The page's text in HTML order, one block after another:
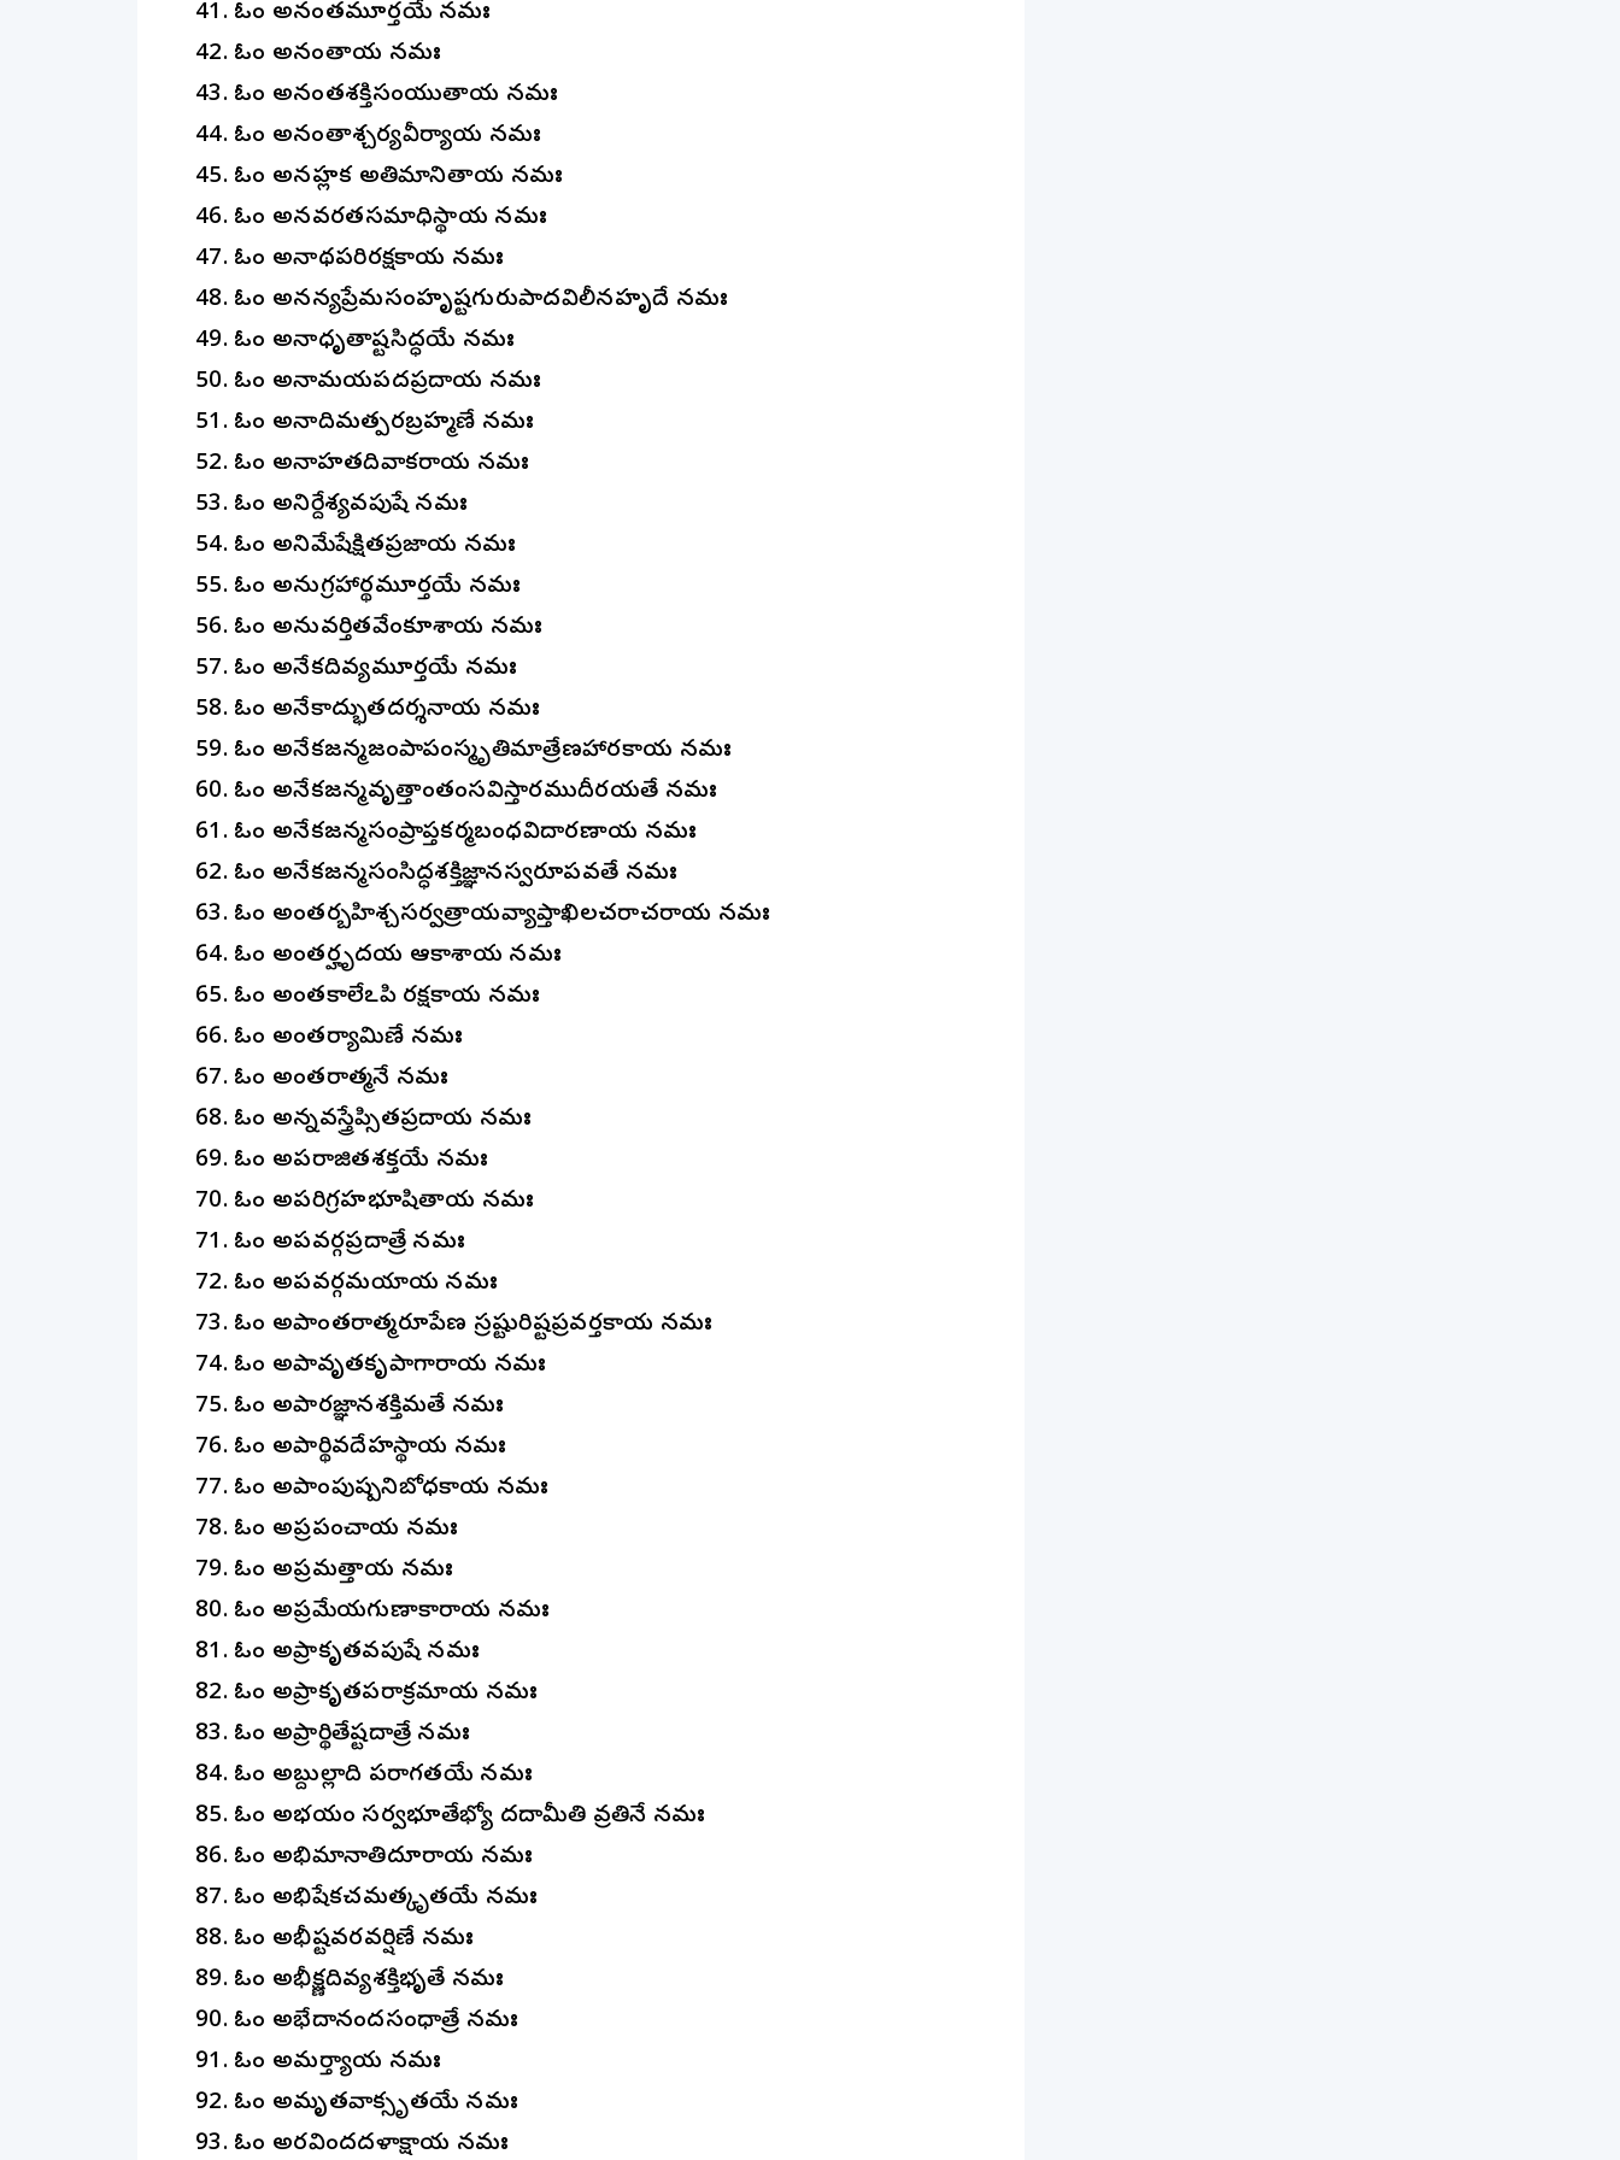
41. ఓం అనంతమూర్తయే నమః
42. ఓం అనంతాయ నమః
43. ఓం అనంతశక్తిసంయుతాయ నమః
44. ఓం అనంతాశ్చర్యవీర్యాయ నమః
45. ఓం అనహ్లక అతిమానితాయ నమః
46. ఓం అనవరతసమాధిస్థాయ నమః
47. ఓం అనాథపరిరక్షకాయ నమః
48. ఓం అనన్యప్రేమసంహృష్టగురుపాదవిలీనహృదే నమః
49. ఓం అనాధృతాష్టసిద్ధయే నమః
50. ఓం అనామయపదప్రదాయ నమః
51. ఓం అనాదిమత్పరబ్రహ్మణే నమః
52. ఓం అనాహతదివాకరాయ నమః
53. ఓం అనిర్దేశ్యవపుషే నమః
54. ఓం అనిమేషేక్షితప్రజాయ నమః
55. ఓం అనుగ్రహార్థమూర్తయే నమః
56. ఓం అనువర్తితవేంకూశాయ నమః
57. ఓం అనేకదివ్యమూర్తయే నమః
58. ఓం అనేకాద్భుతదర్శనాయ నమః
59. ఓం అనేకజన్మజంపాపంస్మృతిమాత్రేణహారకాయ నమః
60. ఓం అనేకజన్మవృత్తాంతంసవిస్తారముదీరయతే నమః
61. ఓం అనేకజన్మసంప్రాప్తకర్మబంధవిదారణాయ నమః
62. ఓం అనేకజన్మసంసిద్ధశక్తిజ్ఞానస్వరూపవతే నమః
63. ఓం అంతర్బహిశ్చసర్వత్రాయవ్యాప్తాఖిలచరాచరాయ నమః
64. ఓం అంతర్హృదయ ఆకాశాయ నమః
65. ఓం అంతకాలేఽపి రక్షకాయ నమః
66. ఓం అంతర్యామిణే నమః
67. ఓం అంతరాత్మనే నమః
68. ఓం అన్నవస్త్రేప్సితప్రదాయ నమః
69. ఓం అపరాజితశక్తయే నమః
70. ఓం అపరిగ్రహభూషితాయ నమః
71. ఓం అపవర్గప్రదాత్రే నమః
72. ఓం అపవర్గమయాయ నమః
73. ఓం అపాంతరాత్మరూపేణ స్రష్టురిష్టప్రవర్తకాయ నమః
74. ఓం అపావృతకృపాగారాయ నమః
75. ఓం అపారజ్ఞానశక్తిమతే నమః
76. ఓం అపార్థివదేహస్థాయ నమః
77. ఓం అపాంపుష్పనిబోధకాయ నమః
78. ఓం అప్రపంచాయ నమః
79. ఓం అప్రమత్తాయ నమః
80. ఓం అప్రమేయగుణాకారాయ నమః
81. ఓం అప్రాకృతవపుషే నమః
82. ఓం అప్రాకృతపరాక్రమాయ నమః
83. ఓం అప్రార్థితేష్టదాత్రే నమః
84. ఓం అబ్దుల్లాది పరాగతయే నమః
85. ఓం అభయం సర్వభూతేభ్యో దదామీతి వ్రతినే నమః
86. ఓం అభిమానాతిదూరాయ నమః
87. ఓం అభిషేకచమత్కృతయే నమః
88. ఓం అభీష్టవరవర్షిణే నమః
89. ఓం అభీక్ష్ణదివ్యశక్తిభృతే నమః
90. ఓం అభేదానందసంధాత్రే నమః
91. ఓం అమర్త్యాయ నమః
92. ఓం అమృతవాక్సృతయే నమః
93. ఓం అరవిందదళాక్షాయ నమః